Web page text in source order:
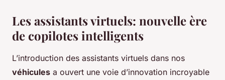
Les assistants virtuels: nouvelle ère
de copilotes intelligents
L’introduction des assistants virtuels dans nos
véhicules a ouvert une voie d’innovation incroyable